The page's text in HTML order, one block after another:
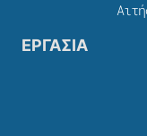
ΕΡΓΑΣΙΑ